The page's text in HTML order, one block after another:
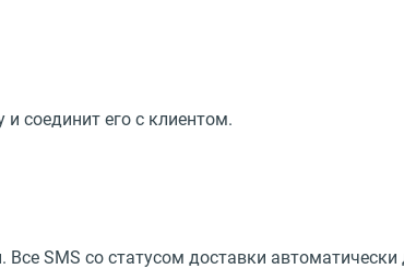
соединит его с клиентом.
SMS со статусом доставки